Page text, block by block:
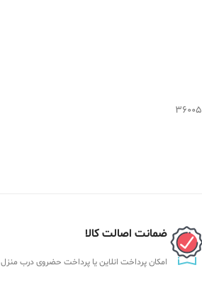
ضمانت اصالت کالا
امکان پرداخت انلاین یا پرداخت حضروی درب منزل